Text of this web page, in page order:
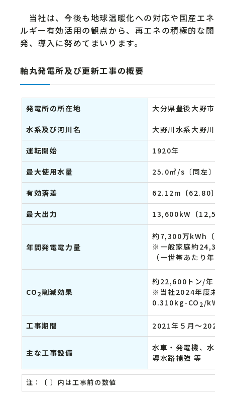
当社は、今後も地球温暖化への対応や国産エネ
ルギー有効活用の観点から、再エネの積極的な開
発、導入に努めてまいります。
軸丸発電所及び更新工事の概要
発電所の所在地 大分県豊後大野市
水系及び河川名 大野川水系大野川
運転開始 1920年
最大使用水量 25.0㎥/s〔同左〕
有効落差 62.12m〔62.80〕
最大出力 13,600kW〔
年間発電電力量
約7,300万kWh〔
※一般家庭約
（一世帯あたり年
CO2削減効果
約22,600トン/年
※当社2024年度未
0.310kg-CO 2/kWh
工事期間 2021年５月～2026
主な工事設備
水車・発電機、水圧
導水路補強 等
注：〔 〕内は工事前の数値